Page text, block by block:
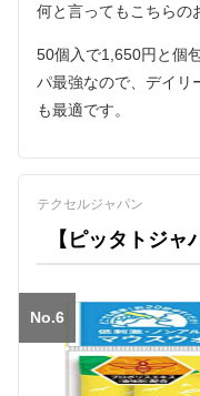
何と言ってもこちらの
50個入で1,650円と個
パ最強なので、デイリ
も最適です。
テクセルジャパン
【ピッタトジ
No.6